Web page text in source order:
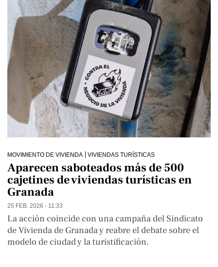
MOVIMIENTO DE VIVIENDA VIVIENDAS TURÍSTICAS
Aparecen saboteados más de 500
cajetines de viviendas turísticas en
Granada
25 FEB. 2026 - 11:33
La acción coincide con una campaña del Sindicato
de Vivienda de Granada y reabre el debate sobre el
modelo de ciudad y la turistificación.